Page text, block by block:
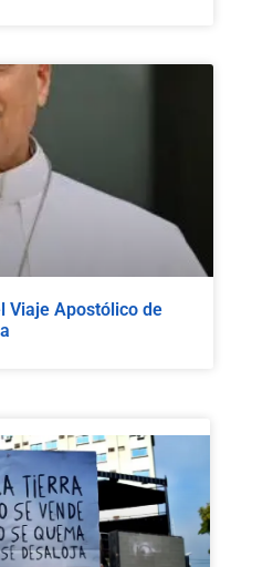
Viaje Apostólico de